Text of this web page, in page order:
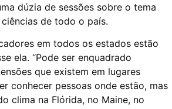
dúzia de sessões sobre o tema
de todo o país.
em todos os estados estão
ela. “Pode ser enquadrado
que existem em lugares
conhecer pessoas onde estão, mas
clima na Flórida, no Maine, no